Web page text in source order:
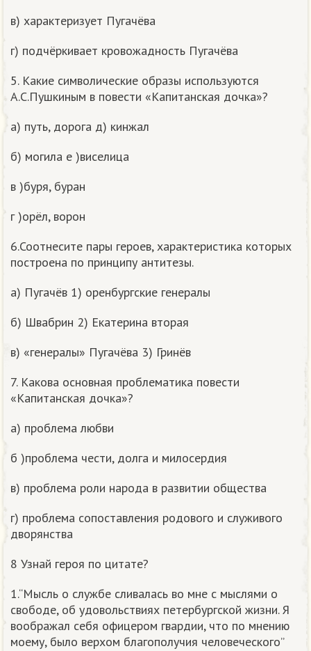
в) характеризует Пугачёва
г) подчёркивает кровожадность Пугачёва
5. Какие символические образы используются
А.С.Пушкиным в повести «Капитанская дочка»?
а) путь, дорога д) кинжал
б) могила е )виселица
в )буря, буран
г )орёл, ворон
6.Соотнесите пары героев, характеристика которых
построена по принципу антитезы.
а) Пугачёв 1) оренбургские генералы
б) Швабрин 2) Екатерина вторая
в) «генералы» Пугачёва 3) Гринёв
7. Какова основная проблематика повести
«Капитанская дочка»?
а) проблема любви
б )проблема чести, долга и милосердия
в) проблема роли народа в развитии общества
г) проблема сопоставления родового и служивого
дворянства
8 Узнай героя по цитате?
1.“Мысль о службе сливалась во мне с мыслями о
свободе, об удовольствиях петербургской жизни. Я
воображал себя офицером гвардии, что по мнению
моему, было верхом благополучия человеческого”